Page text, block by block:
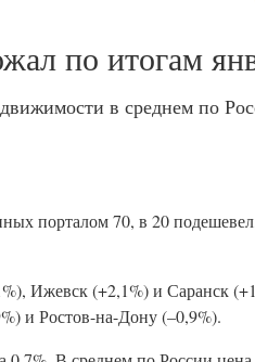
по итогам
в среднем по
порталом 70, в 20
Ижевск (+2,1%) и Саранск
и Ростов-на-Дону (–0,9%).